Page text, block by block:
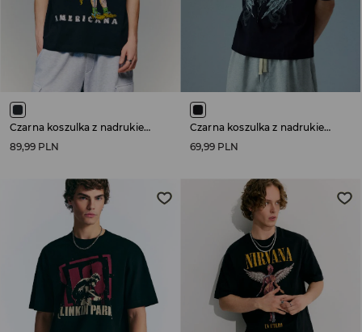
Czarna koszulka z nadrukiem The Offspring
89,99 PLN
Czarna koszulka z nadrukiem skrzydeł
69,99 PLN